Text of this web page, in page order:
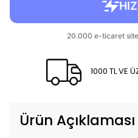
1000 TL VE
Ürün Açıklaması